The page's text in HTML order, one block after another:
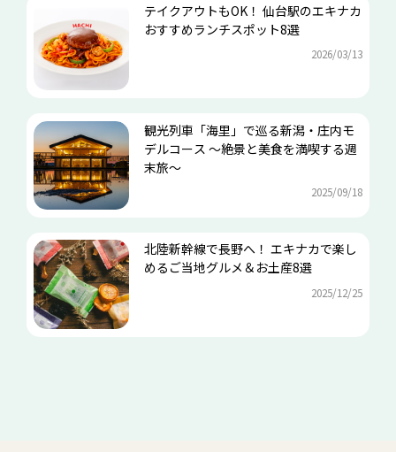
テイクアウトもOK！ 仙台駅のエキナカ
おすすめランチスポット8選
2026/03/13
観光列車「海里」で巡る新潟・庄内モ
デルコース ～絶景と美食を満喫する週
末旅～
2025/09/18
北陸新幹線で長野へ！ エキナカで楽し
めるご当地グルメ＆お土産8選
2025/12/25